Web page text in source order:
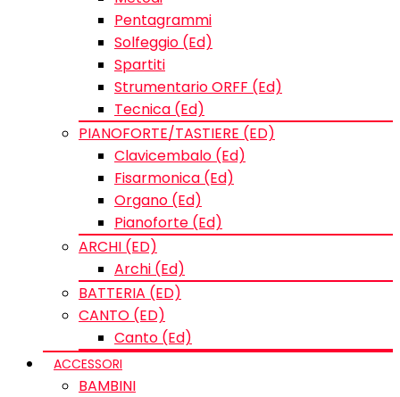
Pentagrammi
Solfeggio (Ed)
Spartiti
Strumentario ORFF (Ed)
Tecnica (Ed)
PIANOFORTE/TASTIERE (ED)
Clavicembalo (Ed)
Fisarmonica (Ed)
Organo (Ed)
Pianoforte (Ed)
ARCHI (ED)
Archi (Ed)
BATTERIA (ED)
CANTO (ED)
Canto (Ed)
ACCESSORI
BAMBINI